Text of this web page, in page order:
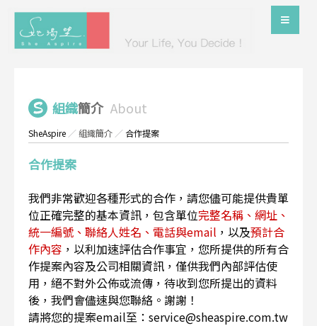
組織簡介 About
SheAspire ／組織簡介 ／ 合作提案
合作提案
我們非常歡迎各種形式的合作，請您儘可能提供貴單
位正確完整的基本資訊，包含單位完整名稱、網址、
統一編號、聯絡人姓名、電話與email ，以及預計合
作內容 ，以利加速評估合作事宜，您所提供的所有合
作提案內容及公司相關資訊，僅供我們內部評估使
用，絕不對外公佈或流傳，待收到您所提出的資料
後，我們會儘速與您聯絡。謝謝！
請將您的提案email至：service@sheaspire.com.tw